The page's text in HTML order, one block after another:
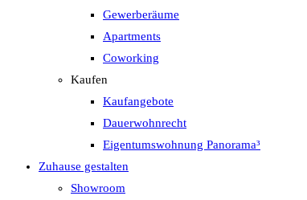
Gewerberäume
Apartments
Coworking
Kaufen
Kaufangebote
Dauerwohnrecht
Eigentumswohnung Panorama³
Zuhause gestalten
Showroom